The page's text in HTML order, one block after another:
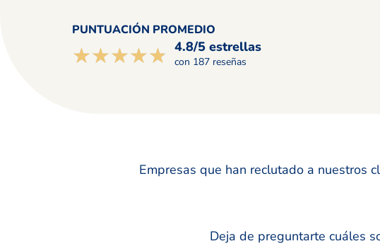
PUNTUACIÓN PROMEDIO
☆☆☆☆☆
★★★★★ 4.8/5 estrellas
con 187 reseñas
Empresas que han reclutado a nuestros
Deja de preguntarte cuáles